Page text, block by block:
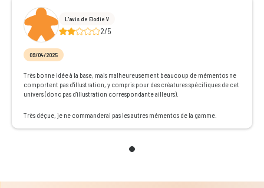
L'avis de Elodie V
2/5
09/04/2025
Très bonne idée à la base, mais malheureusement beaucoup de mémentos ne
comportent pas d'illustration, y compris pour des créatures spécifiques de cet
univers (donc pas d'illustration correspondante ailleurs).
Très déçue, je ne commanderai pas les autres mémentos de la gamme.